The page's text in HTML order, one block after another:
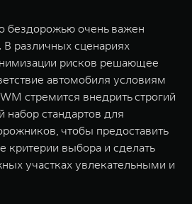
бездорожью очень важен
В различных сценариях
рисков решающее
автомобиля условиям
стремится внедрить строгий
набор стандартов для
чтобы предоставить
критерии выбора и сделать
участках увлекательными и